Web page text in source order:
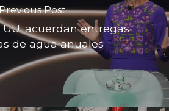
Post
UU. acuerdan entregas
de agua anuales